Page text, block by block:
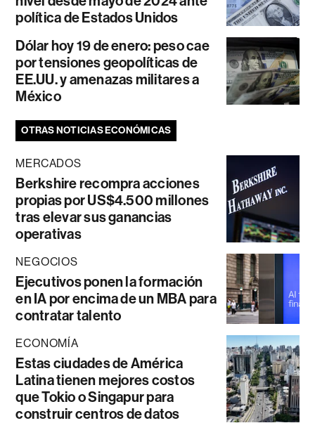
política de Estados Unidos
Dólar hoy 19 de enero: peso cae
por tensiones geopolíticas de
EE.UU. y amenazas militares a
México
OTRAS NOTICIAS ECONÓMICAS
MERCADOS
Berkshire recompra acciones
propias por US$4.500 millones
tras elevar sus ganancias
operativas
NEGOCIOS
Ejecutivos ponen la formación
en IA por encima de un MBA para
contratar talento
ECONOMÍA
Estas ciudades de América
Latina tienen mejores costos
que Tokio o Singapur para
construir centros de datos